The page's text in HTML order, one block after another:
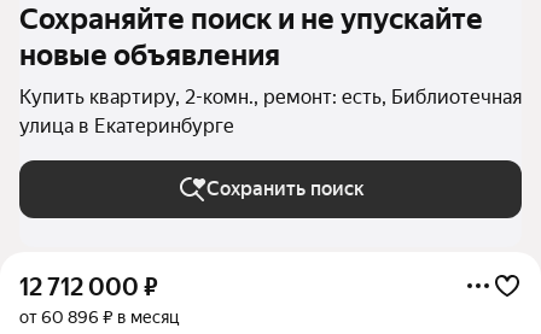
Сохраняйте поиск и не упускайте
новые объявления
Купить квартиру, 2-комн., ремонт: есть, Библиотечная
улица в Екатеринбурге
Сохранить поиск
12 712 000 ₽
от 60 896 ₽ в месяц